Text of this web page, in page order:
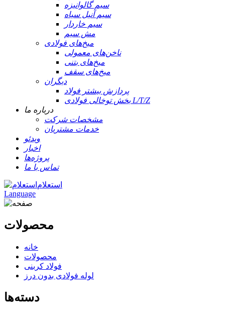
سیم گالوانیزه
سیم آنیل سیاه
سیم خاردار
مش سیم
میخ‌های فولادی
ناخن‌های معمولی
میخ‌های بتنی
میخ‌های سقف
دیگران
پردازش بیشتر فولاد
بخش توخالی فولادی L/T/Z
درباره ما
مشخصات شرکت
خدمات مشتریان
ویدئو
اخبار
پروژه‌ها
تماس با ما
استعلام
Language
محصولات
خانه
محصولات
فولاد کربنی
لوله فولادی بدون درز
دسته‌ها